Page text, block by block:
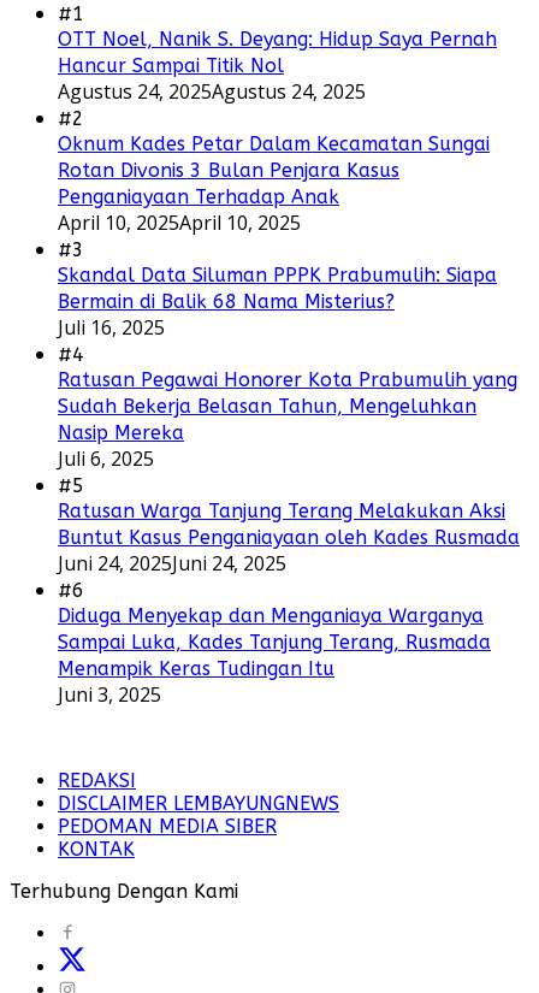
#1
OTT Noel, Nanik S. Deyang: Hidup Saya Pernah
Hancur Sampai Titik Nol
Agustus 24, 2025Agustus 24, 2025
#2
Oknum Kades Petar Dalam Kecamatan Sungai
Rotan Divonis 3 Bulan Penjara Kasus
Penganiayaan Terhadap Anak
April 10, 2025April 10, 2025
#3
Skandal Data Siluman PPPK Prabumulih: Siapa
Bermain di Balik 68 Nama Misterius?
Juli 16, 2025
#4
Ratusan Pegawai Honorer Kota Prabumulih yang
Sudah Bekerja Belasan Tahun, Mengeluhkan
Nasip Mereka
Juli 6, 2025
#5
Ratusan Warga Tanjung Terang Melakukan Aksi
Buntut Kasus Penganiayaan oleh Kades Rusmada
Juni 24, 2025Juni 24, 2025
#6
Diduga Menyekap dan Menganiaya Warganya
Sampai Luka, Kades Tanjung Terang, Rusmada
Menampik Keras Tudingan Itu
Juni 3, 2025
REDAKSI
DISCLAIMER LEMBAYUNGNEWS
PEDOMAN MEDIA SIBER
KONTAK
Terhubung Dengan Kami